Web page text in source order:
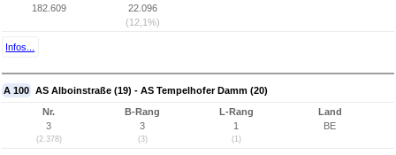
182.609
22.096
(12,1%)
Infos...
A 100 AS Alboinstraße (19) - AS Tempelhofer Damm (20)
Nr.
3
(2.378)
B-Rang
3
(3)
L-Rang
1
(1)
Land
BE